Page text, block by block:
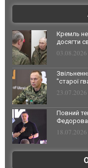
Кремль не
досягти
"старої
Повний
Федорова